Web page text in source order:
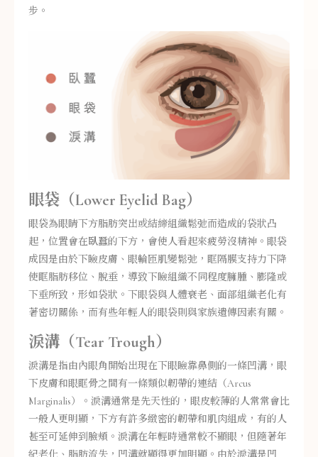
步。
眼袋（Lower Eyelid Bag）
眼袋為眼睛下方脂肪突出或結締組織鬆弛而造成的袋狀凸
起，位置會在臥蠶的下方，會使人看起來疲勞沒精神。眼袋
成因是由於下瞼皮膚、眼輪匝肌變鬆弛，眶隔膜支持力下降
使眶脂肪移位、脫垂，導致下瞼組織不同程度臃腫、膨隆或
下垂所致，形如袋狀。下眼袋與人體衰老、面部組織老化有
著密切關係，而有些年輕人的眼袋則與家族遺傳因素有關。
淚溝（Tear Trough）
淚溝是指由內眼角開始出現在下眼瞼靠鼻側的一條凹溝，眼
下皮膚和眼眶骨之間有一條類似韌帶的連結（Arcus
Marginalis）。淚溝通常是先天性的，眼皮較薄的人常常會比
一般人更明顯，下方有許多緻密的韌帶和肌肉組成，有的人
甚至可延伸到臉頰。淚溝在年輕時通常較不顯眼，但隨著年
紀老化、脂肪流失，凹溝就顯得更加明顯。由於淚溝是凹